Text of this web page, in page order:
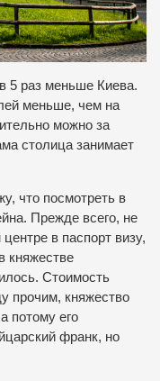
5 раз меньше Киева.
меньше, чем на
можно за
столица занимает
что посмотреть в
Прежде всего, не
в паспорт визу,
княжестве
Стоимость
прочим, княжество
потому его
франк, но